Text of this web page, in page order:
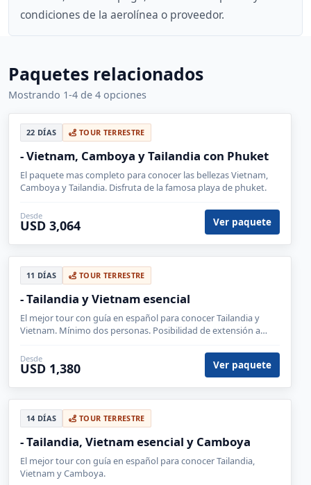
condiciones de la aerolínea o proveedor.
Paquetes relacionados
Mostrando 1-4 de 4 opciones
22 DÍAS TOUR TERRESTRE
- Vietnam, Camboya y Tailandia con Phuket
El paquete mas completo para conocer las bellezas Vietnam,
Camboya y Tailandia. Disfruta de la famosa playa de phuket.
Desde
USD 3,064 Ver paquete
11 DÍAS TOUR TERRESTRE
- Tailandia y Vietnam esencial
El mejor tour con guía en español para conocer Tailandia y
Vietnam. Mínimo dos personas. Posibilidad de extensión a
Desde
USD 1,380 Ver paquete
14 DÍAS TOUR TERRESTRE
- Tailandia, Vietnam esencial y Camboya
El mejor tour con guía en español para conocer Tailandia,
Vietnam y Camboya.